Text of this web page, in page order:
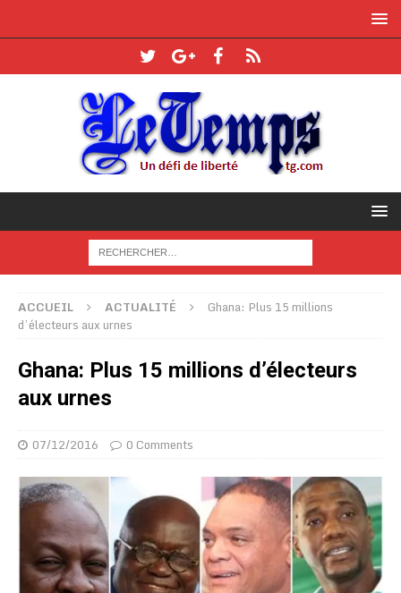
ACCUEIL ACTUALITÉ
Ghana: Plus 15 millions
d’électeurs aux urnes
Ghana: Plus 15 millions d’électeurs
aux urnes
07/12/2016 0 Comments